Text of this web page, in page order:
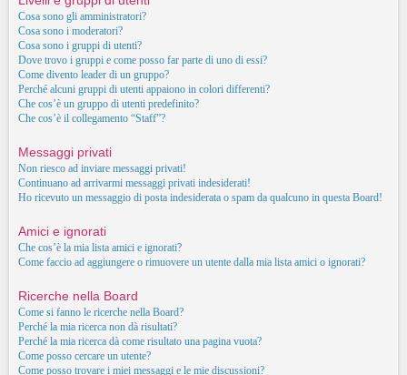
Cosa sono gli amministratori?
Cosa sono i moderatori?
Cosa sono i gruppi di utenti?
Dove trovo i gruppi e come posso far parte di uno di essi?
Come divento leader di un gruppo?
Perché alcuni gruppi di utenti appaiono in colori differenti?
Che cos’è un gruppo di utenti predefinito?
Che cos’è il collegamento “Staff”?
Messaggi privati
Non riesco ad inviare messaggi privati!
Continuano ad arrivarmi messaggi privati indesiderati!
Ho ricevuto un messaggio di posta indesiderata o spam da qualcuno in questa Board!
Amici e ignorati
Che cos’è la mia lista amici e ignorati?
Come faccio ad aggiungere o rimuovere un utente dalla mia lista amici o ignorati?
Ricerche nella Board
Come si fanno le ricerche nella Board?
Perché la mia ricerca non dà risultati?
Perché la mia ricerca dà come risultato una pagina vuota?
Come posso cercare un utente?
Come posso trovare i miei messaggi e le mie discussioni?